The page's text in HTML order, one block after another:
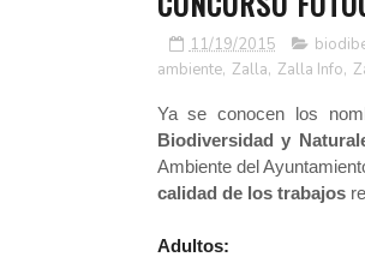
11/19/2015
ambiente, Zalla, Zalla Info,
Ya se conocen los
Biodiversidad y
Ambiente del
calidad de los trabajos
Adultos: